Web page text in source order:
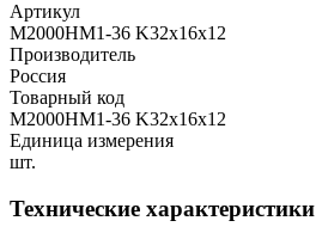
Артикул
М2000НМ1-36 K32x16x12
Производитель
Россия
Товарный код
М2000НМ1-36 K32x16x12
Единица измерения
шт.
Технические характеристики